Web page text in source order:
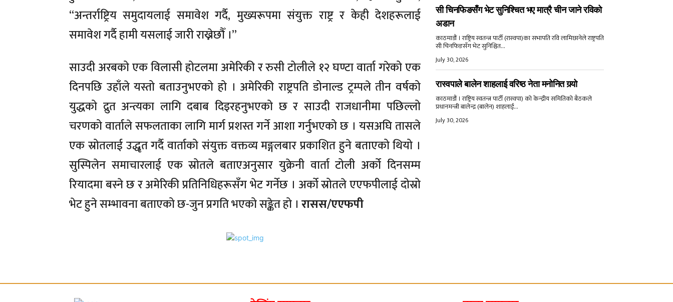
“अन्तर्राष्ट्रिय समुदायलाई समावेश गर्दै, मुख्यरूपमा संयुक्त राष्ट्र र केही देशहरूलाई
समावेश गर्दै हामी यसलाई जारी राख्नेछौँ ।”
साउदी अरबको एक विलासी होटलमा अमेरिकी र रुसी टोलीले १२ घण्टा वार्ता गरेको एक
दिनपछि उहाँले यस्तो बताउनुभएको हो । अमेरिकी राष्ट्रपति डोनाल्ड ट्रम्पले तीन वर्षको
युद्धको द्रुत अन्त्यका लागि दबाब दिइरहनुभएको छ र साउदी राजधानीमा पछिल्लो
चरणको वार्ताले सफलताका लागि मार्ग प्रशस्त गर्ने आशा गर्नुभएको छ । यसअघि तासले
एक स्रोतलाई उद्धृत गर्दै वार्ताको संयुक्त वक्तव्य मङ्गलबार प्रकाशित हुने बताएको थियो ।
सुस्पिलेन समाचारलाई एक स्रोतले बताएअनुसार युक्रेनी वार्ता टोली अर्को दिनसम्म
रियादमा बस्ने छ र अमेरिकी प्रतिनिधिहरूसँग भेट गर्नेछ । अर्को स्रोतले एएफपीलाई दोस्रो
भेट हुने सम्भावना बताएको छ-जुन प्रगति भएको सङ्केत हो । रासस/एएफपी
सी चिनफिङसँग भेट सुनिश्चित भए मात्रै चीन जाने रविको
अडान
काठमाडौं । राष्ट्रिय स्वतन्त्र पार्टी (रास्वपा)का सभापति रवि लामिछानेले राष्ट्रपति
सी चिनफिङसँग भेट सुनिश्चित...
July 30, 2026
रास्वपाले बालेन शाहलाई वरिष्ठ नेता मनोनित गर्‍यो
काठमाडौं । राष्ट्रिय स्वतन्त्र पार्टी (रास्वपा) को केन्द्रीय समितिको बैठकले
प्रधानमन्त्री बालेन्द्र (बालेन) शाहलाई...
July 30, 2026